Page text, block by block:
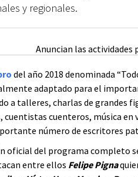
y regionales.
del año 2018 denominada
adaptado para el
a talleres, charlas de grandes
cuentistas cuenteros, música
número de escritores
oficial del programa completo
entre ellos Felipe Pigna